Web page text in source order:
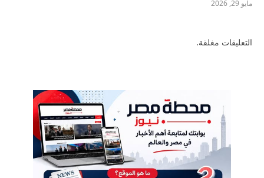
مايو 29, 2026
التعليقات مغلقة.